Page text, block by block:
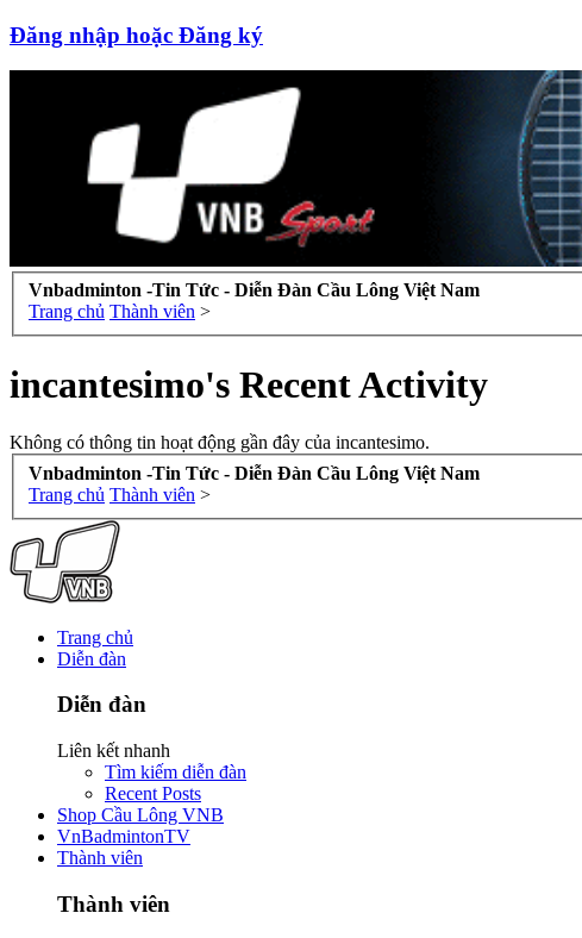
Đăng nhập hoặc Đăng ký
Vnbadminton -Tin Tức - Diễn Đàn Cầu Lông Việt Nam
Trang chủ Thành viên >
incantesimo's Recent Activity
Không có thông tin hoạt động gần đây của incantesimo.
Vnbadminton -Tin Tức - Diễn Đàn Cầu Lông Việt Nam
Trang chủ Thành viên >
Trang chủ
Diễn đàn
Diễn đàn
Liên kết nhanh
Tìm kiếm diễn đàn
Recent Posts
Shop Cầu Lông VNB
VnBadmintonTV
Thành viên
Thành viên